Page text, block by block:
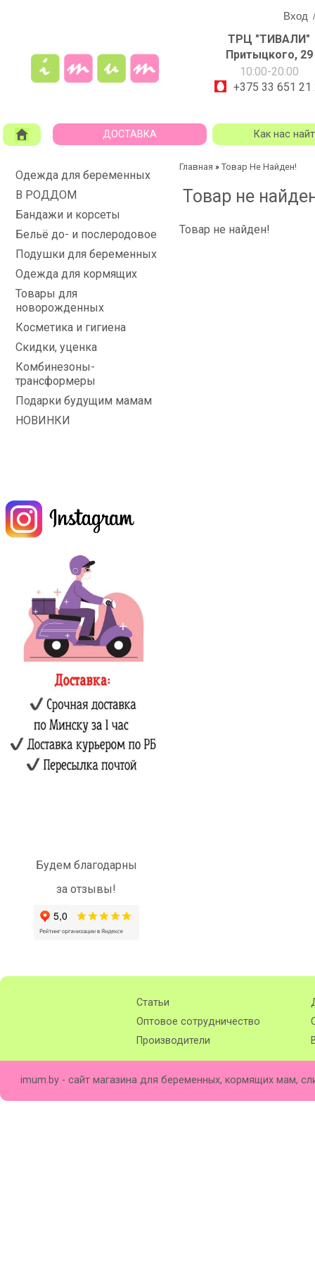
Вход
ТРЦ "ТИВАЛИ"
Притыцкого, 29
10:00-20:00
+375 33 651 21
ДОСТАВКА Как нас
Одежда для беременных
В РОДДОМ
Бандажи и корсеты
Бельё до- и послеродовое
Подушки для беременных
Одежда для кормящих
Товары для
новорожденных
Косметика и гигиена
Скидки, уценка
Комбинезоны-
трансформеры
Подарки будущим мамам
НОВИНКИ
Будем благодарны
за отзывы!
Главная » Товар Не Найден!
Товар не
Товар не найден!
Статьи
Оптовое сотрудничество
Производители
imum.by - сайт магазина для беременных, кормящих мам,